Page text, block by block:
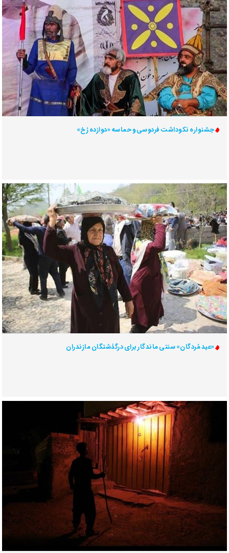
جشنواره نکوداشت فردوسی و حماسه «دوازده رُخ»
«عید مُردگان» سنتی ماندگار برای درگذشتگان مازندران